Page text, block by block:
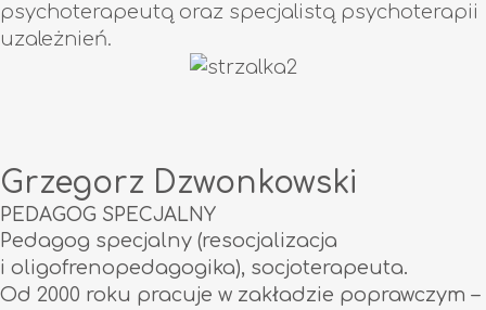
psychoterapeutą oraz specjalistą psychoterapii
uzależnień.
Grzegorz Dzwonkowski
PEDAGOG SPECJALNY
Pedagog specjalny (resocjalizacja
i oligofrenopedagogika), socjoterapeuta.
Od 2000 roku pracuje w zakładzie poprawczym–